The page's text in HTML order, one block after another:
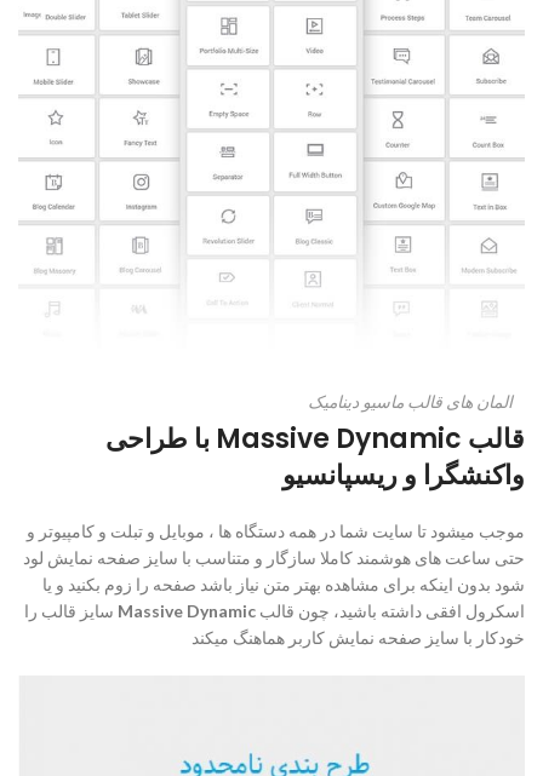
المان های قالب ماسیو دینامیک
قالب Massive Dynamic با طراحی
واکنشگرا و ریسپانسیو
موجب میشود تا سایت شما در همه دستگاه ها ، موبایل و تبلت و کامپیوتر و
حتی ساعت های هوشمند کاملا سازگار و متناسب با سایز صفحه نمایش لود
شود بدون اینکه برای مشاهده بهتر متن نیاز باشد صفحه را زوم بکنید و یا
اسکرول افقی داشته باشید، چون قالب Massive Dynamic سایز قالب را
خودکار با سایز صفحه نمایش کاربر هماهنگ میکند